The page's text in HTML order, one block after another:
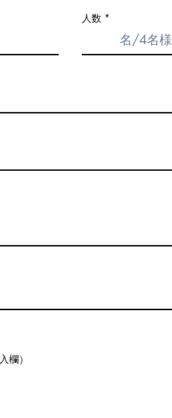
人数
欄）